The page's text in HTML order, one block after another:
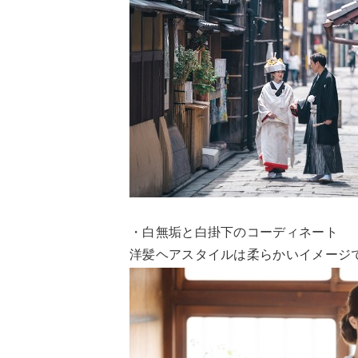
・白無垢と白掛下のコーディネート
洋髪ヘアスタイルは柔らかいイメージ